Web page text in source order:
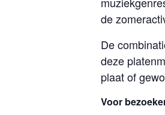
de
De
deze
plaat of
Voor